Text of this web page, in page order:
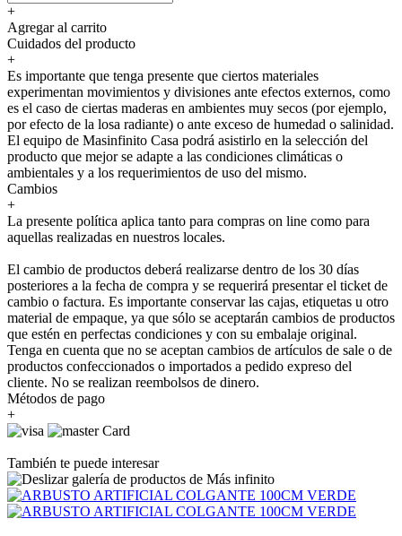
+
Agregar al carrito
Cuidados del producto
+
Es importante que tenga presente que ciertos materiales
experimentan movimientos y divisiones ante efectos externos, como
es el caso de ciertas maderas en ambientes muy secos (por ejemplo,
por efecto de la losa radiante) o ante exceso de humedad o salinidad.
El equipo de Masinfinito Casa podrá asistirlo en la selección del
producto que mejor se adapte a las condiciones climáticas o
ambientales y a los requerimientos de uso del mismo.
Cambios
+
La presente política aplica tanto para compras on line como para
aquellas realizadas en nuestros locales.
El cambio de productos deberá realizarse dentro de los 30 días
posteriores a la fecha de compra y se requerirá presentar el ticket de
cambio o factura. Es importante conservar las cajas, etiquetas u otro
material de empaque, ya que sólo se aceptarán cambios de productos
que estén en perfectas condiciones y con su embalaje original.
Tenga en cuenta que no se aceptan cambios de artículos de sale o de
productos confeccionados o importados a pedido expreso del
cliente. No se realizan reembolsos de dinero.
Métodos de pago
+
También te puede interesar